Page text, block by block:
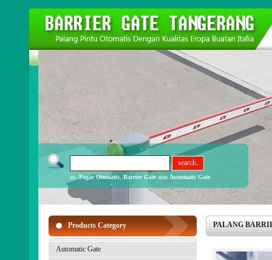
ex. Pagar Otomatis, Barrier Gateatau Automatic Gate
Products Category
Automatic Gate
PALANG